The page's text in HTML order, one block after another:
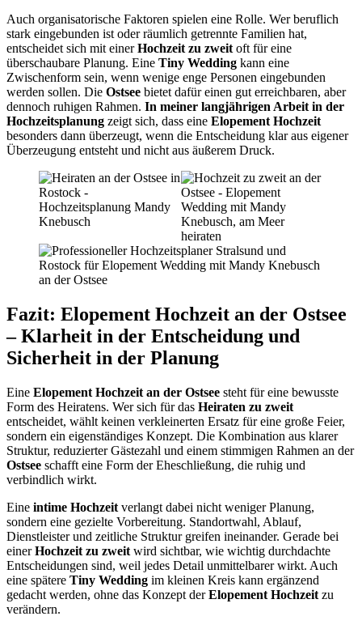
Auch organisatorische Faktoren spielen eine Rolle. Wer beruflich
stark eingebunden ist oder räumlich getrennte Familien hat,
entscheidet sich mit einerHochzeit zu zweit oft für eine
überschaubare Planung. Eine Tiny Wedding kann eine
Zwischenform sein, wenn wenige enge Personen eingebunden
werden sollen. Die Ostsee bietet dafür einen gut erreichbaren, aber
dennoch ruhigen Rahmen. In meiner langjährigen Arbeit in der
Hochzeitsplanung zeigt sich, dass eine Elopement Hochzeit
besonders dann überzeugt, wenn die Entscheidung klar aus eigener
Überzeugung entsteht und nicht aus äußerem Druck.
Fazit: Elopement Hochzeit an der Ostsee
– Klarheit in der Entscheidung und
Sicherheit in der Planung
Eine Elopement Hochzeit an der Ostsee steht für eine bewusste
Form des Heiratens. Wer sich für das Heiraten zu zweit
entscheidet, wählt keinen verkleinerten Ersatz für eine große Feier,
sondern ein eigenständiges Konzept. Die Kombination aus klarer
Struktur, reduzierter Gästezahl und einem stimmigen Rahmen an der
Ostsee schafft eine Form der Eheschließung, die ruhig und
verbindlich wirkt.
Eine intime Hochzeit verlangt dabei nicht weniger Planung,
sondern eine gezielte Vorbereitung. Standortwahl, Ablauf,
Dienstleister und zeitliche Struktur greifen ineinander. Gerade bei
einerHochzeit zu zweit wird sichtbar, wie wichtig durchdachte
Entscheidungen sind, weil jedes Detail unmittelbarer wirkt. Auch
eine spätere Tiny Wedding im kleinen Kreis kann ergänzend
gedacht werden, ohne das Konzept derElopement Hochzeit zu
verändern.